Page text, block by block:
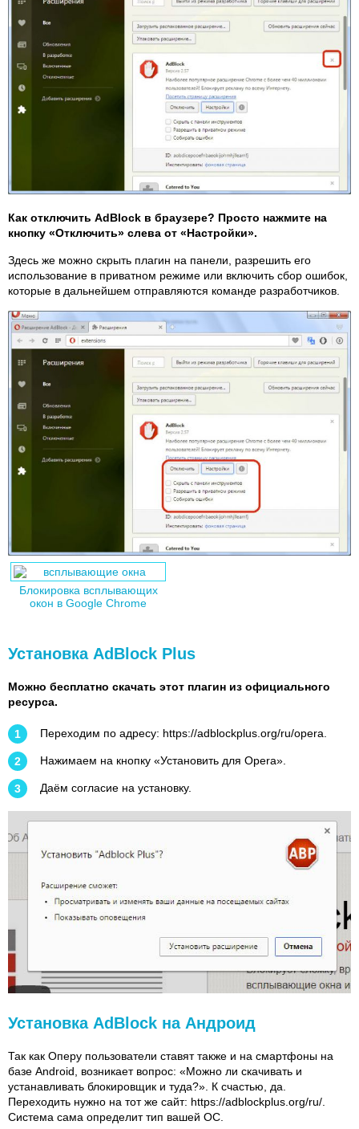
Как отключить AdBlock в браузере? Просто нажмите на
кнопку «Отключить» слева от «Настройки».
Здесь же можно скрыть плагин на панели, разрешить его
использование в приватном режиме или включить сбор ошибок,
которые в дальнейшем отправляются команде разработчиков.
Блокировка всплывающих
окон в Google Chrome
Установка AdBlock Plus
Можно бесплатно скачать этот плагин из официального
ресурса.
Переходим по адресу: https://adblockplus.org/ru/opera.
Нажимаем на кнопку «Установить для Opera».
Даём согласие на установку.
Установка AdBlock на Андроид
Так как Оперу пользователи ставят также и на смартфоны на
базе Android, возникает вопрос: «Можно ли скачивать и
устанавливать блокировщик и туда?». К счастью, да.
Переходить нужно на тот же сайт: https://adblockplus.org/ru/.
Система сама определит тип вашей ОС.